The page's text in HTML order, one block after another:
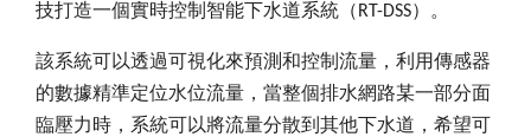
技打造一個實時控制智能下水道系統（ RT-DSS）。
該系統可以透過可視化來預測和控制流量，利用傳感器
的數據精準定位水位流量，當整個排水網路某一部分面
臨壓力時，系統可以將流量分散到其他下水道，希望可